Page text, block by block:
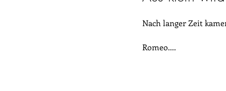
Nach langer Zeit
Romeo....